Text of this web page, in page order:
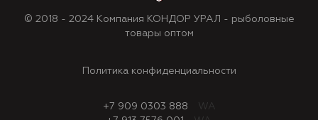
© 2018 - 2024 Компания КОНДОР УРАЛ - рыболовные
товары оптом
Политика конфиденциальности
+7 909 0303 888
WA